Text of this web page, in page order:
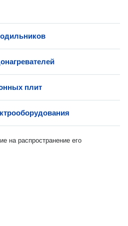
плит
на распространение его